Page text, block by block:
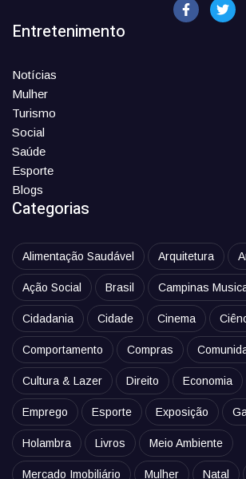
Entretenimento
Notícias
Mulher
Turismo
Social
Saúde
Esporte
Blogs
Categorias
Alimentação Saudável Arquitetura
Ação Social Brasil Campinas
Cidadania Cidade Cinema
Comportamento Compras
Cultura & Lazer Direito Economia
Emprego Esporte Exposição
Holambra Livros Meio Ambiente
Mercado Imobiliário Mulher Natal